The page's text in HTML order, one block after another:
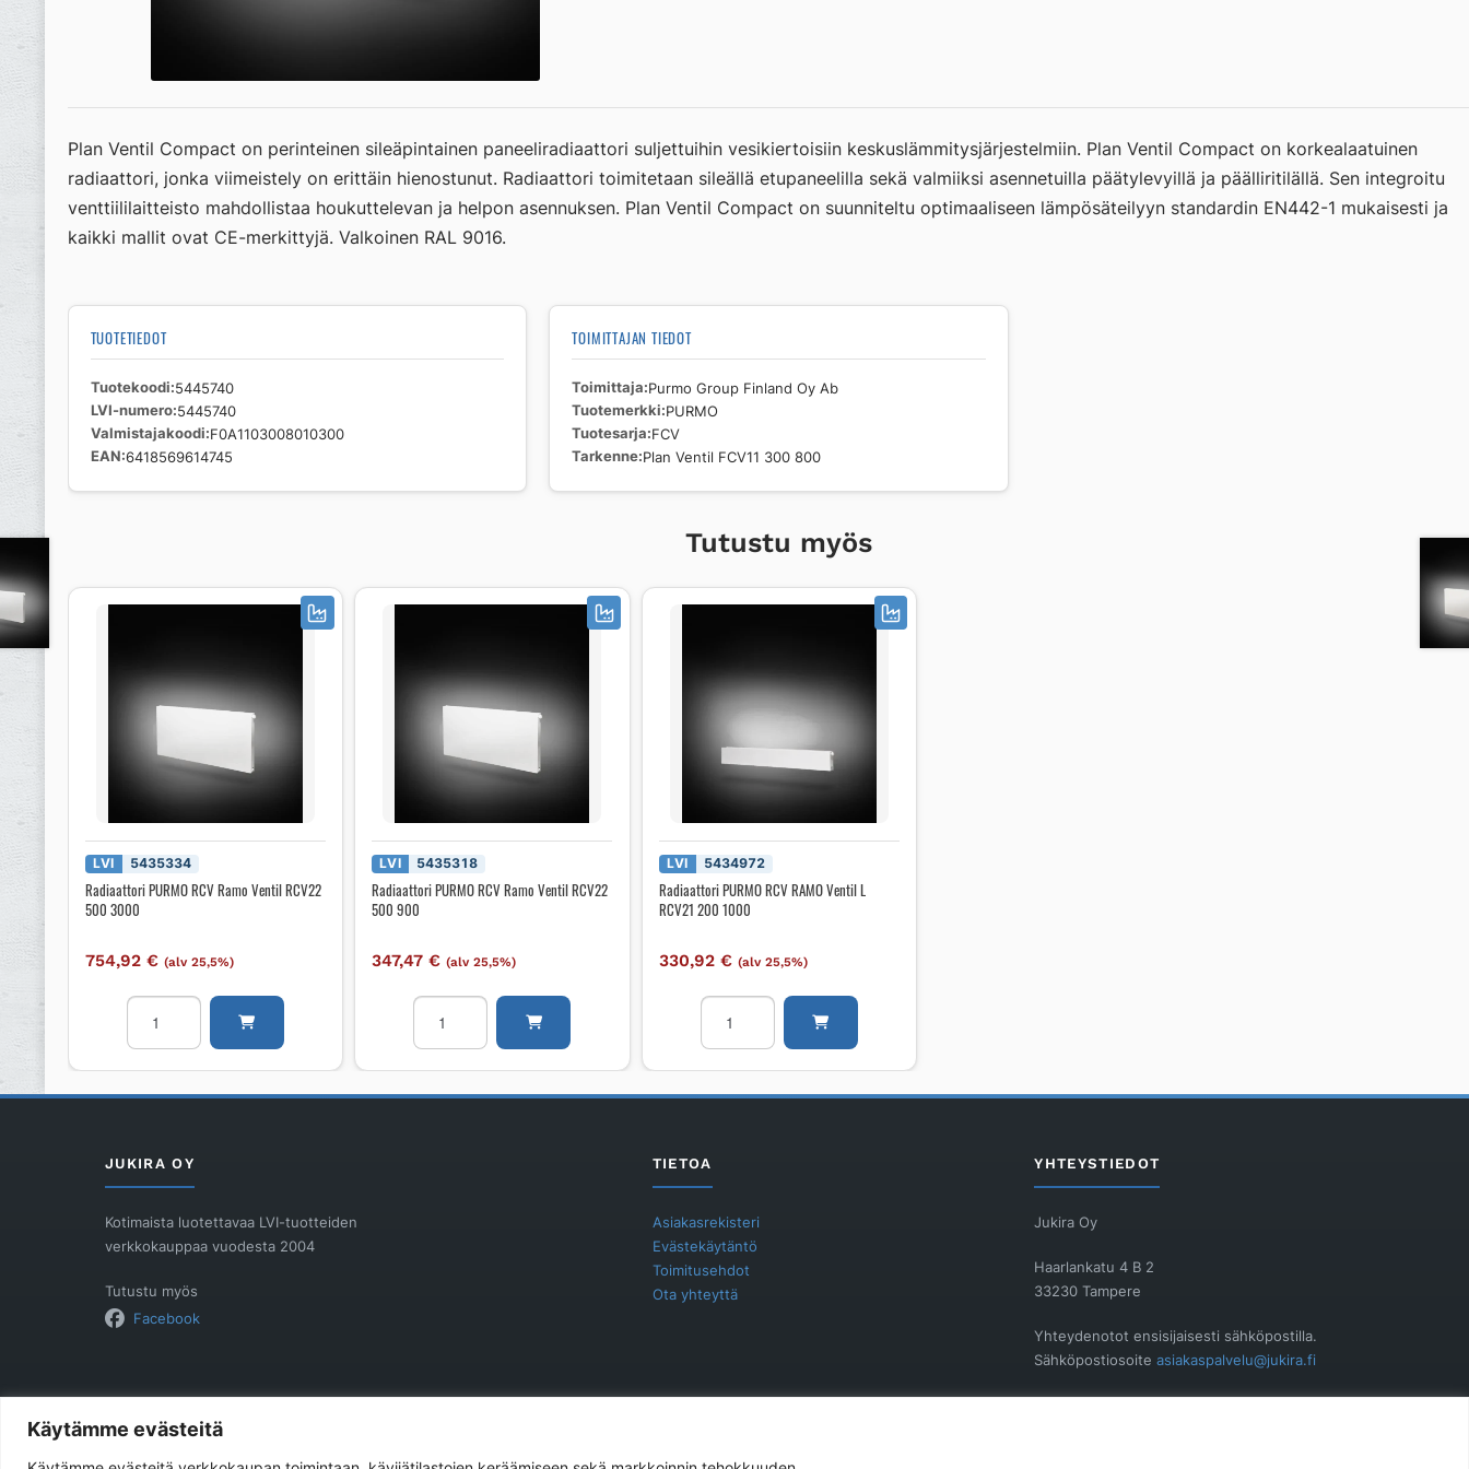
Käytämme evästeitä
Plan Ventil Compact on perinteinen sileäpintainen paneeliradiaattori suljettuihin vesikiertoisiin keskuslämmitysjärjestelmiin. Plan Ventil Compact on korkealaatuinen
radiaattori, jonka viimeistely on erittäin hienostunut. Radiaattori toimitetaan sileällä etupaneelilla sekä valmiiksi asennetuilla päätylevyillä ja päälliritilällä. Sen integroitu
venttiililaitteisto mahdollistaa houkuttelevan ja helpon asennuksen. Plan Ventil Compact on suunniteltu optimaaliseen lämpösäteilyyn standardin EN442-1 mukaisesti ja
kaikki mallit ovat CE-merkittyjä. Valkoinen RAL 9016.
TUOTETIEDOT
Tuotekoodi 5445740
LVI-numero 5445740
Valmistajakoodi F0A1103008010300
EAN 6418569614745
TOIMITTAJAN TIEDOT
Toimittaja Purmo Group Finland Oy Ab
Tuotemerkki PURMO
Tuotesarja FCV
Tarkenne Plan Ventil FCV11 300 800
Tutustu myös
LVI 5435334
Radiaattori PURMO RCV Ramo Ventil RCV22
500 3000
754,92€ (alv 25,5%)
Radiaattori
PURMO
RCV
Ventil
LVI 5435318
Radiaattori PURMO RCV Ramo Ventil RCV22
500 900
347,47€ (alv 25,5%)
Radiaattori
PURMO
RCV
Ventil
LVI 5434972
Radiaattori PURMO RCV RAMO Ventil L
RCV21 200 1000
330,92 € (alv 25,5%)
Radiaattori
PURMO
RCV
Ventil
määrä
JUKIRA OY
Kotimaista luotettavaa LVI-tuotteiden
verkkokauppaa vuodesta 2004
Tutustu myös
Facebook
TIETOA
Asiakasrekisteri
Evästekäytäntö
Toimitusehdot
Ota yhteyttä
YHTEYSTIEDOT
Jukira Oy
Haarlankatu 4 B 2
33230 Tampere
Yhteydenotot ensisijaisesti sähköpostilla.
Sähköpostiosoiteasiakaspalvelu@jukira.fi